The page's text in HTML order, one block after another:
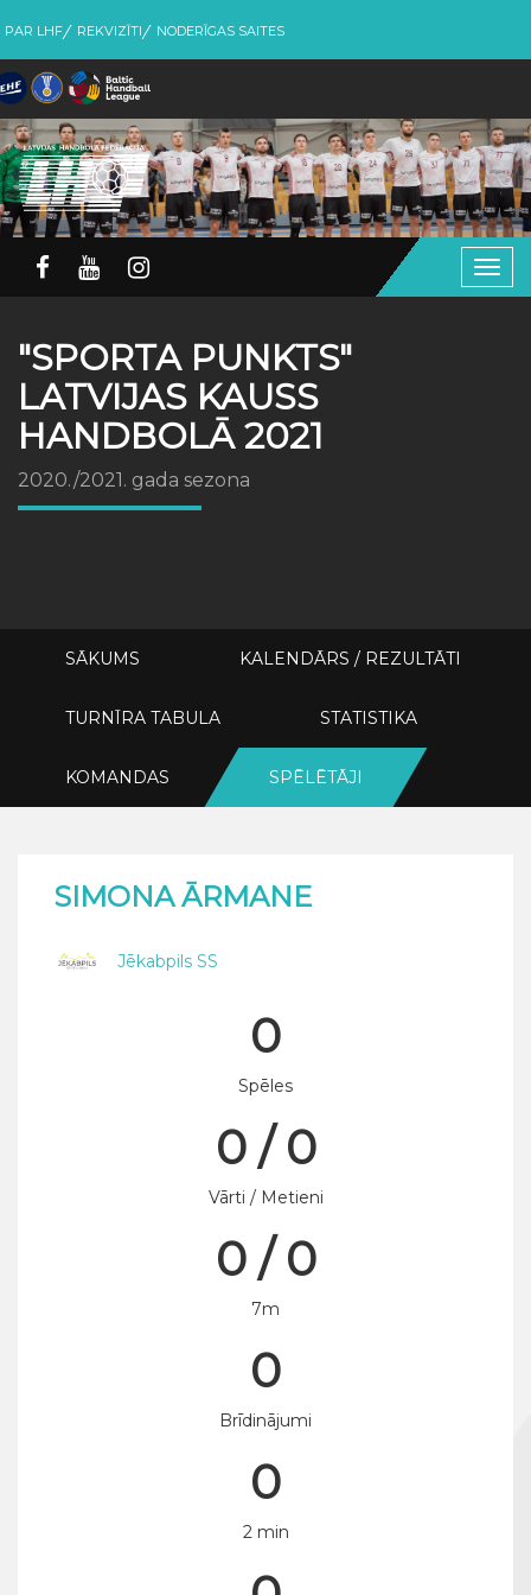
PAR LHF REKVIZĪTI NODERĪGAS SAITES
"SPORTA PUNKTS"
LATVIJAS KAUSS
HANDBOLĀ 2021
2020./2021. gada sezona
SĀKUMS KALENDĀRS / REZULTĀTI
TURNĪRA TABULA STATISTIKA
KOMANDAS SPĒLĒTĀJI
SIMONA ĀRMANE
Jēkabpils SS
0
Spēles
0 / 0
Vārti / Metieni
0 / 0
7m
0
Brīdinājumi
0
2 min